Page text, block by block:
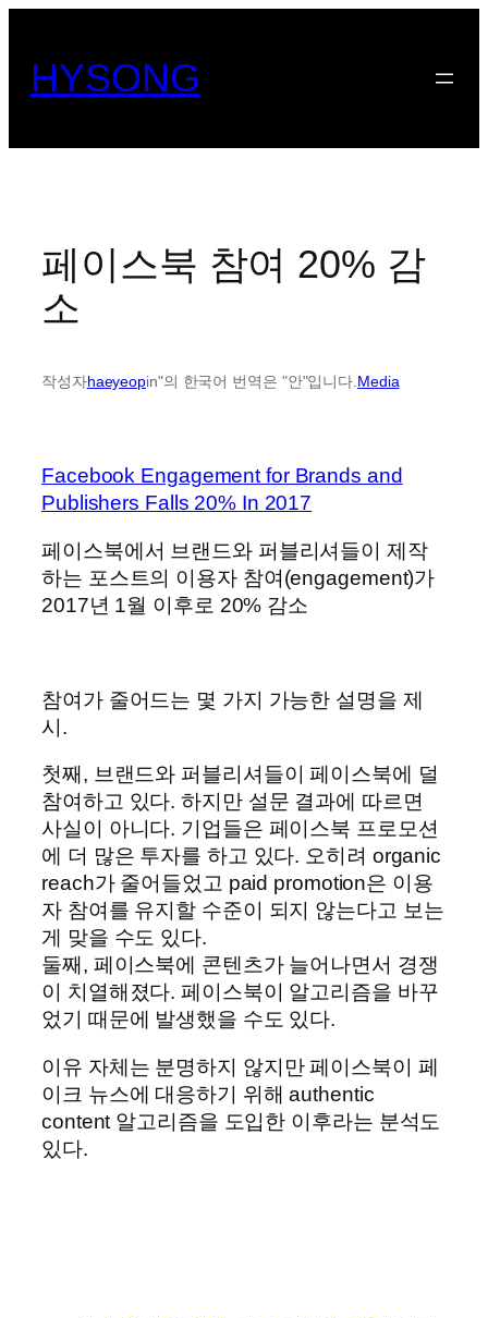
HYSONG
페이스북 참여 20% 감
소
작성자haeyeopin"의 한국어 번역은 "안"입니다.Media
Facebook Engagement for Brands and
Publishers Falls 20% In 2017
페이스북에서 브랜드와 퍼블리셔들이 제작
하는 포스트의 이용자 참여(engagement)가
2017년 1월 이후로 20% 감소
참여가 줄어드는 몇 가지 가능한 설명을 제
시.
첫째, 브랜드와 퍼블리셔들이 페이스북에 덜
참여하고 있다. 하지만 설문 결과에 따르면
사실이 아니다. 기업들은 페이스북 프로모션
에 더 많은 투자를 하고 있다. 오히려 organic
reach가 줄어들었고 paid promotion은 이용
자 참여를 유지할 수준이 되지 않는다고 보는
게 맞을 수도 있다.
둘째, 페이스북에 콘텐츠가 늘어나면서 경쟁
이 치열해졌다. 페이스북이 알고리즘을 바꾸
었기 때문에 발생했을 수도 있다.
이유 자체는 분명하지 않지만 페이스북이 페
이크 뉴스에 대응하기 위해 authentic
content 알고리즘을 도입한 이후라는 분석도
있다.